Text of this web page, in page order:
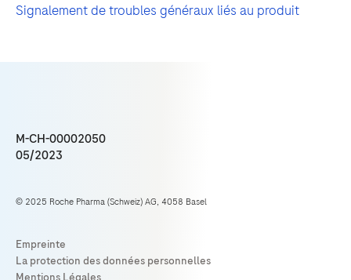
Signalement de troubles généraux liés au produit
M-CH-00002050
05/2023
© 2025 Roche Pharma (Schweiz) AG, 4058 Basel